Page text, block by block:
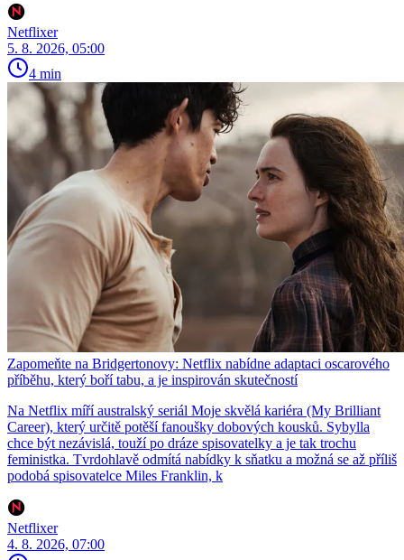
Netflixer
5. 8. 2026, 05:00
4 min
Zapomeňte na Bridgertonovy: Netflix nabídne adaptaci oscarového
příběhu, který boří tabu, a je inspirován skutečností
Na Netflix míří australský seriál Moje skvělá kariéra (My Brilliant
Career), který určitě potěší fanoušky dobových kousků. Sybylla
chce být nezávislá, touží po dráze spisovatelky a je tak trochu
feministka. Tvrdohlavě odmítá nabídky k sňatku a možná se až příliš
podobá spisovatelce Miles Franklin, k
Netflixer
4. 8. 2026, 07:00